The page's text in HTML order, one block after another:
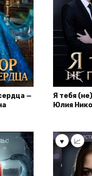
—
Я тебя
Юлия